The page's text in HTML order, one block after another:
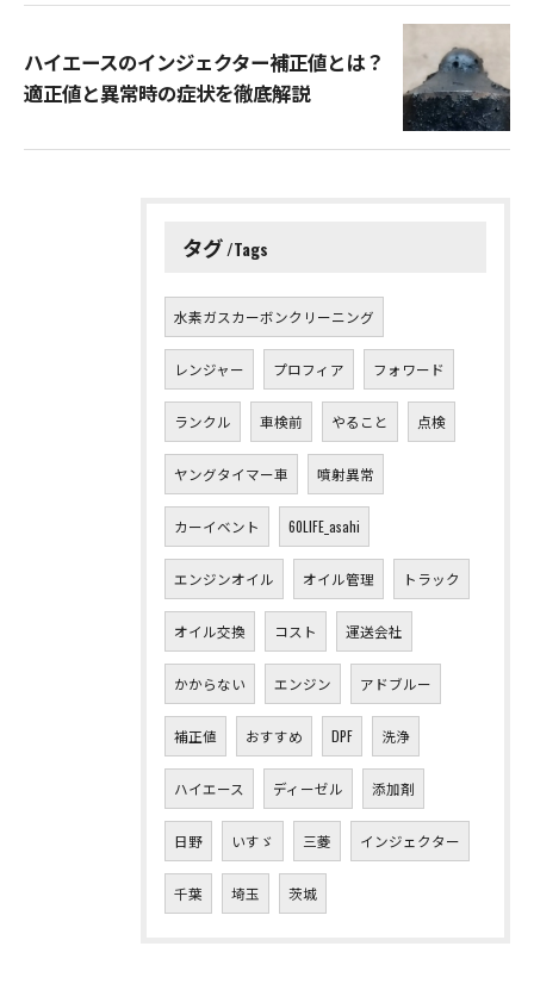
ハイエースのインジェクター補正値とは？
適正値と異常時の症状を徹底解説
タグ Tags
水素ガスカーボンクリーニング
レンジャー プロフィア フォワード
ランクル 車検前 やること 点検
ヤングタイマー車 噴射異常
カーイベント 60LIFE_asahi
エンジンオイル オイル管理 トラック
オイル交換 コスト 運送会社
かからない エンジン アドブルー
補正値 おすすめ DPF 洗浄
ハイエース ディーゼル 添加剤
日野 いすゞ 三菱 インジェクター
千葉 埼玉 茨城
お問い合わせはこちら